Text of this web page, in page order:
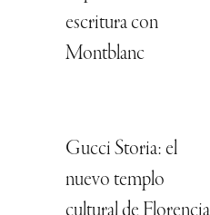
escritura con
Montblanc
Gucci Storia: el
nuevo templo